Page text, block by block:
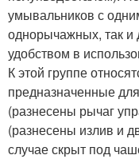
умывальников с
однорычажных, так и
удобством в
К этой группе
предназначенные
(разнесены рычаг
(разнесены излив и
случае скрыт под